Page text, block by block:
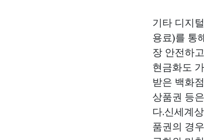
기타 디지
용료)를 통
장 안전하
현금화도
받은 백화
상품권 등
다.신세계
품권의 경